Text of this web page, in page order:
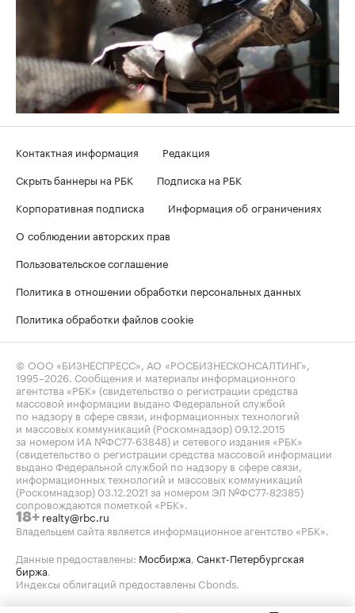
Контактная информация
Редакция
Скрыть баннеры на РБК
Подписка на РБК
Корпоративная подписка
Информация об ограничениях
О соблюдении авторских прав
Пользовательское соглашение
Политика в отношении обработки персональных данных
Политика обработки файлов cookie
© ООО «БИЗНЕСПРЕСС», АО «РОСБИЗНЕСКОНСАЛТИНГ»,
1995–2026. Сообщения и материалы информационного
агентства «РБК» (свидетельство о регистрации средства
массовой информации выдано Федеральной службой
по надзору в сфере связи, информационных технологий
и массовых коммуникаций (Роскомнадзор) 09.12.2015
за номером ИА №ФС77-63848) и сетевого издания «РБК»
(свидетельство о регистрации средства массовой информации
выдано Федеральной службой по надзору в сфере связи,
информационных технологий и массовых коммуникаций
(Роскомнадзор) 03.12.2021 за номером ЭЛ №ФС77-82385)
сопровождаются пометкой «РБК».
18+ realty@rbc.ru
Владельцем сайта является информационное агентство «РБК».
Данные предоставлены: Мосбиржа, Санкт-Петербургская
биржа.
Индексы облигаций предоставлены Cbonds.